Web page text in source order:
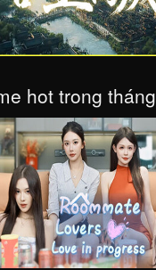
hot trong tháng
VIEW